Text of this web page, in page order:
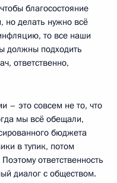
благосостояние
но делать нужно всё
то все наши
должны подходить
ответственно,
– это совсем не то, что
мы всё обещали,
бюджета
в тупик, потом
ответственность
диалог с обществом.